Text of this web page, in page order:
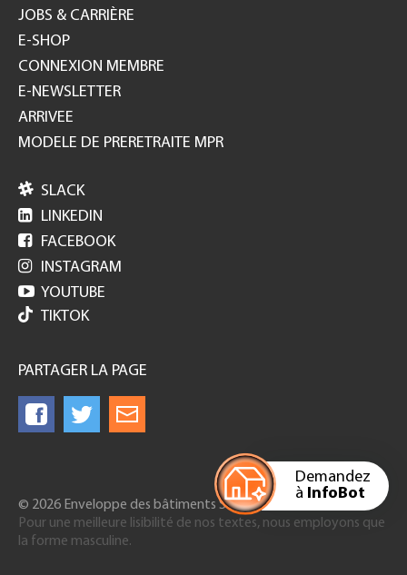
Demandez
à InfoBot
JOBS & CARRIÈRE
E-SHOP
CONNEXION MEMBRE
E-NEWSLETTER
ARRIVEE
MODELE DE PRERETRAITE MPR
 SLACK
 LINKEDIN
 FACEBOOK
 INSTAGRAM
 YOUTUBE
TIKTOK
PARTAGER LA PAGE
© 2026 Enveloppe des bâtiments Suisse
Pour une meilleure lisibilité de nos textes, nous employons que
la forme masculine.